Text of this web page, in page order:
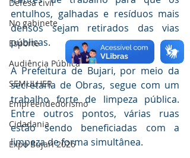
Defesa civil
No gabinete
Esporte
Audiência Pública
SEMULHER
Empreendedorismo
Cidadania
Expo Bujari 2026
entulhos, galhadas e resíduos mais
densos sejam retirados das vias
públicas.
A Prefeitura de Bujari, por meio da
secretaria de Obras, segue com um
trabalho forte de limpeza pública.
Entre outros pontos, várias ruas
estão sendo beneficiadas com a
limpeza de forma simultânea.